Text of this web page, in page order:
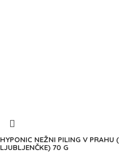
HYPONIC NEŽNI PILING V PRAHU
LJUBLJENČKE) 70 G